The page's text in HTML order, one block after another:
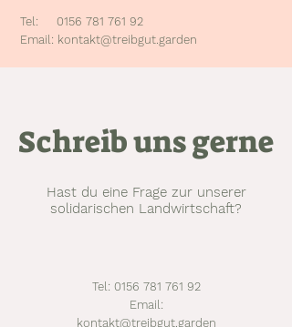
Tel: 0156 781 761 92
Email: kontakt@treibgut.garden
Schreib uns gerne
Hast du eine Frage zur unserer
solidarischen Landwirtschaft?
Tel: 0156 781 761 92
Email:
kontakt@treibgut.garden